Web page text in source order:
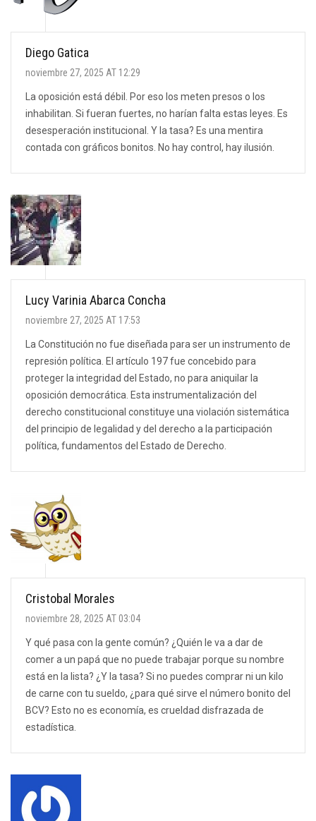
Diego Gatica
noviembre 27, 2025 AT 12:29
La oposición está débil. Por eso los meten presos o los
inhabilitan. Si fueran fuertes, no harían falta estas leyes. Es
desesperación institucional. Y la tasa? Es una mentira
contada con gráficos bonitos. No hay control, hay ilusión.
Lucy Varinia Abarca Concha
noviembre 27, 2025 AT 17:53
La Constitución no fue diseñada para ser un instrumento de
represión política. El artículo 197 fue concebido para
proteger la integridad del Estado, no para aniquilar la
oposición democrática. Esta instrumentalización del
derecho constitucional constituye una violación sistemática
del principio de legalidad y del derecho a la participación
política, fundamentos del Estado de Derecho.
Cristobal Morales
noviembre 28, 2025 AT 03:04
Y qué pasa con la gente común? ¿Quién le va a dar de
comer a un papá que no puede trabajar porque su nombre
está en la lista? ¿Y la tasa? Si no puedes comprar ni un kilo
de carne con tu sueldo, ¿para qué sirve el número bonito del
BCV? Esto no es economía, es crueldad disfrazada de
estadística.